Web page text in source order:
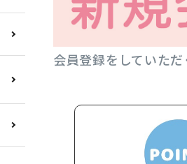
会員登録をしていた